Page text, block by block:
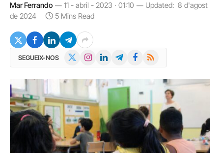
Mar Ferrando 11 - abril - 2023 · 01:10 Updated: 8 d'agost
de 2024
5 Mins Read
SEGUEIX-NOS InstagramLinkedInTelegramFacebook
RSS